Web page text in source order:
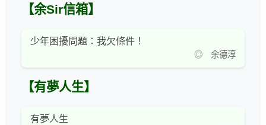
【余Sir信箱】
少年困擾問題：我欠條件！
◎ 余德淳
【有夢人生】
有夢人生